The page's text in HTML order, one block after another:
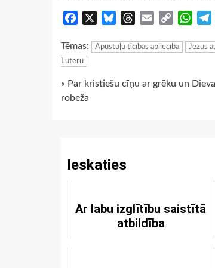
Facebook BlueskyThreads
Email
Copy
Tēmas: Apustuļu ticības apliecība Jēzus
Luteru
Continue
« Par kristiešu cīņu ar grēku un
robeža
Ieskaties
Ar labu izglītību saistītā
atbildība